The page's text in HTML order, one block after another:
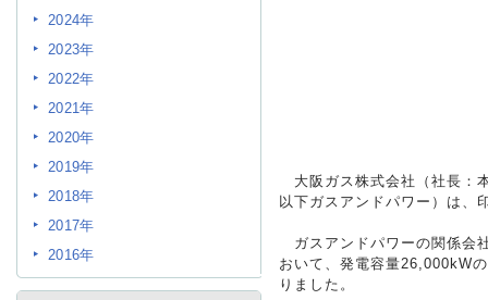
社会貢献
サステナビリティ
IR情報
大阪ガス株式会社（社長：
以下ガスアンドパワー）は、
ガスアンドパワーの関係会
おいて、発電容量26,000kW
りました。
2024年
2023年
2022年
2021年
2020年
2019年
2018年
2017年
2016年